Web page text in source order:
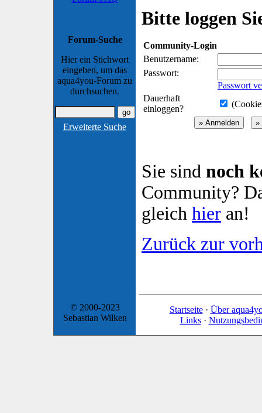
Forum-Suche
Hier ein Stichwort
eingeben, um das
aqua4you-Forum zu
durchsuchen.
Erweiterte Suche
Bitte loggen
Community-Login
Benutzername:
Passwort:
Passwort
Dauerhaft
einloggen?
Sie sind noch
Community?
gleich hier an!
Zurück zur
© 2000-2023
Sebastian Wilken
Startseite· Über
Links·